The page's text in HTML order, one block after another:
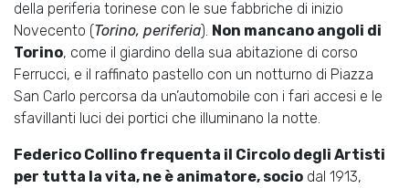
della periferia torinese con le sue fabbriche di inizio
Novecento (Torino, periferia). Non mancano angoli di
Torino, come il giardino della sua abitazione di corso
Ferrucci, e il raffinato pastello con un notturno di Piazza
San Carlo percorsa da un’automobile con i fari accesi e le
sfavillanti luci dei portici che illuminano la notte.
Federico Collino frequenta il Circolo degli Artisti
per tutta la vita, ne è animatore, socio dal 1913,